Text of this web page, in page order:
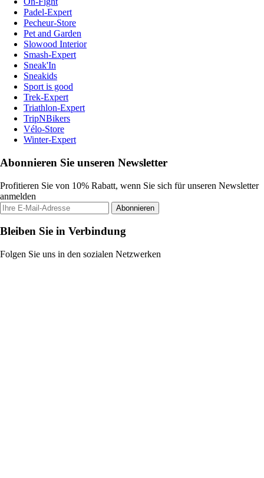
Padel-Expert
Pecheur-Store
Pet and Garden
Slowood Interior
Smash-Expert
Sneak'In
Sneakids
Sport is good
Trek-Expert
Triathlon-Expert
TripNBikers
Vélo-Store
Winter-Expert
Abonnieren Sie unseren Newsletter
Profitieren Sie von 10% Rabatt, wenn Sie sich für unseren Newsletter
anmelden
Abonnieren
Bleiben Sie in Verbindung
Folgen Sie uns in den sozialen Netzwerken